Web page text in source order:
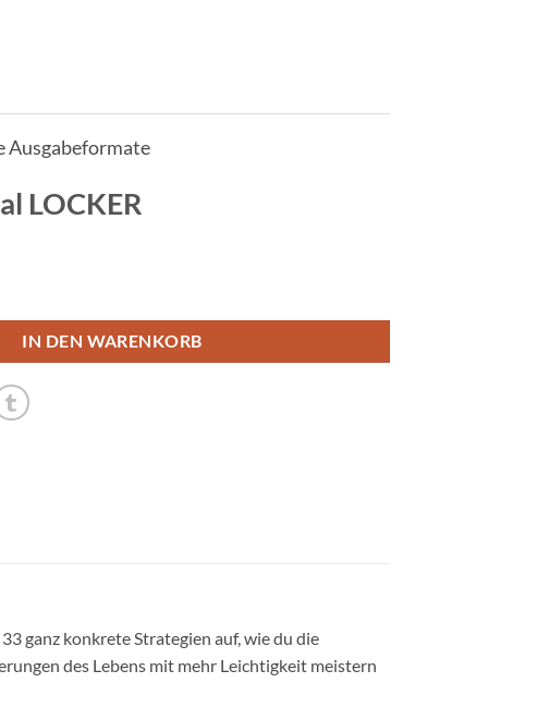
Ausgabeformate
LOCKER
IN DEN WARENKORB
ganz konkrete Strategien auf, wie du die
des Lebens mit mehr Leichtigkeit meistern